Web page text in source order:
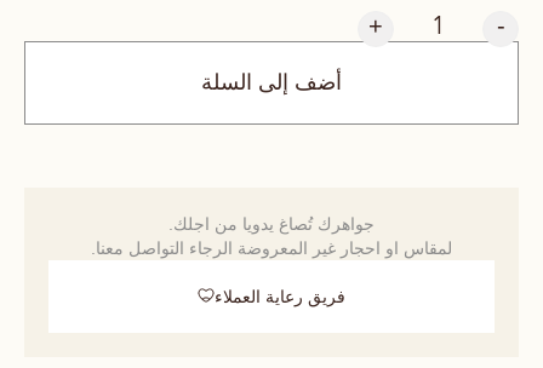
-
+
أضف إلى السلة
جواهرك تُصاغ يدويا من اجلك.
لمقاس او احجار غير المعروضة الرجاء التواصل معنا.
فريق رعاية العملاء